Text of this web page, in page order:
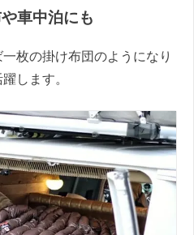
車中泊にも
枚の掛け布団のようになり
します。